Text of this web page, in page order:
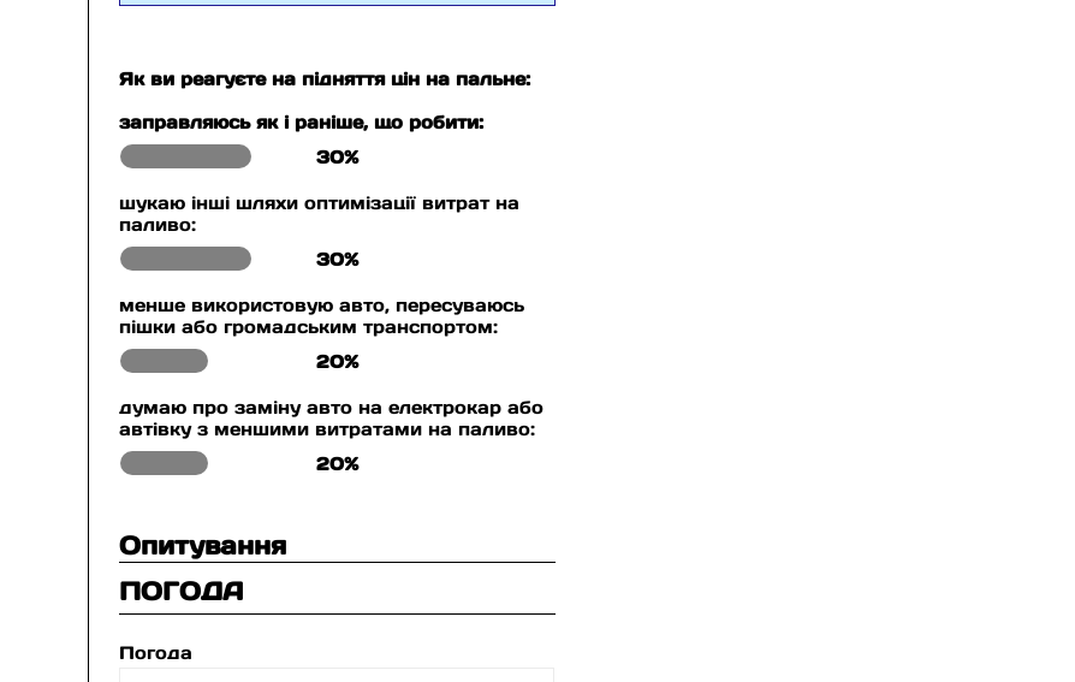
Як ви реагуєте на підняття цін на пальне:
заправляюсь як і раніше, що робити:
30%
шукаю інші шляхи оптимізації витрат на
паливо:
30%
менше використовую авто, пересуваюсь
пішки або громадським транспортом:
20%
думаю про заміну авто на електрокар або
автівку з меншими витратами на паливо:
20%
Опитування
ПОГОДА
Погода